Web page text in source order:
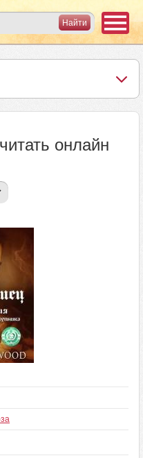
онлайн